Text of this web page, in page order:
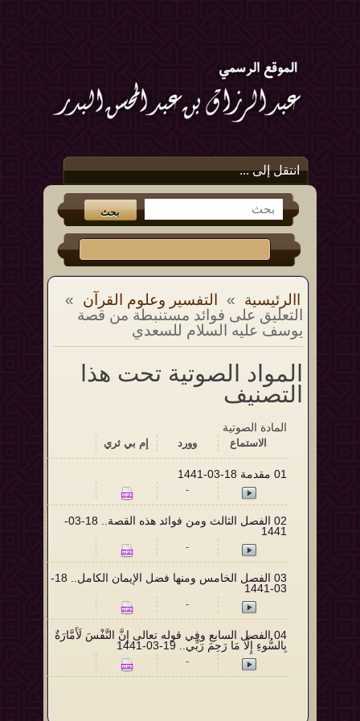
انتقل إلى ...
االرئيسية » التفسير وعلوم القرآن
»
التعليق على فوائد مستنبطة من قصة
يوسف عليه السلام للسعدي
المواد الصوتية تحت هذا
التصنيف
المادة الصوتية
الاستماع‬
وورد إم بي ثري
01 مقدمة 18-03-1441
-
02 الفصل الثالث ومن فوائد هذه القصة.. 18-03-
1441
-
03 الفصل الخامس ومنها فضل الإيمان الكامل.. 18-
03-1441
-
04 الفصل السابع وفي قوله تعالى إِنَّ النَّفْسَ لَأَمَّارَةٌ
بِالسُّوءِ إِلَّا مَا رَحِمَ رَبِّي.. 19-03-1441
-